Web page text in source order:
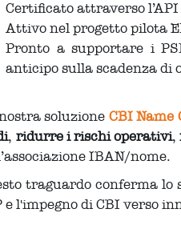
Certificato attraverso
Attivo nel progetto pilota
Pronto a supportare i
anticipo sulla scadenza di
soluzione CBI Name
, ridurre i rischi operativi,
IBAN/nome.
traguardo conferma
e l'impegno di CBI verso